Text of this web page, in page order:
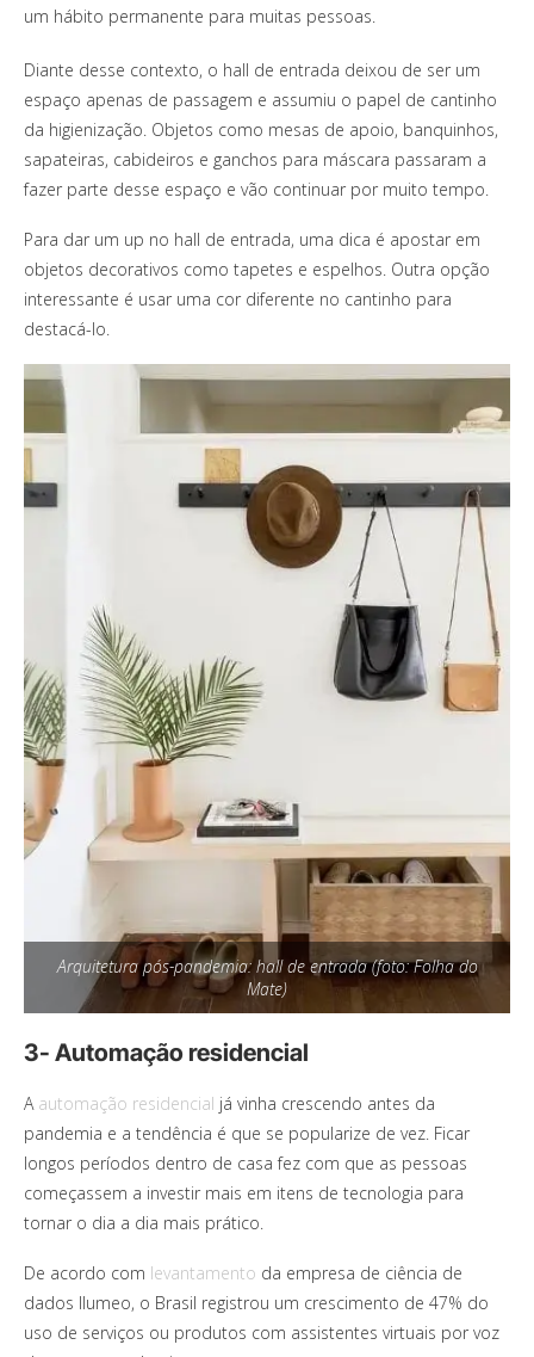
um hábito permanente para muitas pessoas.
Diante desse contexto, o hall de entrada deixou de ser um
espaço apenas de passagem e assumiu o papel de cantinho
da higienização. Objetos como mesas de apoio, banquinhos,
sapateiras, cabideiros e ganchos para máscara passaram a
fazer parte desse espaço e vão continuar por muito tempo.
Para dar um up no hall de entrada, uma dica é apostar em
objetos decorativos como tapetes e espelhos. Outra opção
interessante é usar uma cor diferente no cantinho para
destacá-lo.
Arquitetura pós-pandemia: hall de entrada (foto: Folha do
Mate)
3- Automação residencial
A automação residencial já vinha crescendo antes da
pandemia e a tendência é que se popularize de vez. Ficar
longos períodos dentro de casa fez com que as pessoas
começassem a investir mais em itens de tecnologia para
tornar o dia a dia mais prático.
De acordo com levantamento da empresa de ciência de
dados Ilumeo, o Brasil registrou um crescimento de 47% do
uso de serviços ou produtos com assistentes virtuais por voz